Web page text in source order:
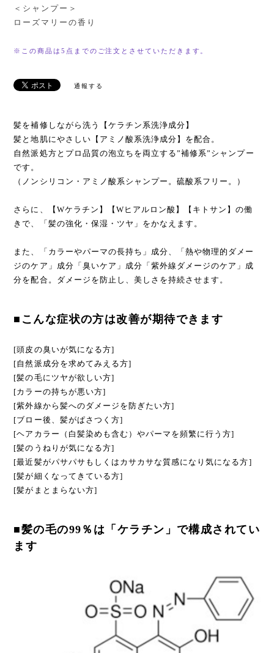
＜シャンプー＞
ローズマリーの香り
※この商品は5点までのご注文とさせていただきます。
通報する
髪を補修しながら洗う【ケラチン系洗浄成分】
髪と地肌にやさしい【アミノ酸系洗浄成分】を配合。
自然派処方とプロ品質の泡立ちを両立する”補修系”シャンプー
です。
（ノンシリコン・アミノ酸系シャンプー。硫酸系フリー。）
さらに、【Wケラチン】【Wヒアルロン酸】【キトサン】の働
きで、「髪の強化・保湿・ツヤ」をかなえます。
また、「カラーやパーマの長持ち」成分、「熱や物理的ダメー
ジのケア」成分「臭いケア」成分「紫外線ダメージのケア」成
分を配合。ダメージを防止し、美しさを持続させます。
■こんな症状の方は改善が期待できます
[頭皮の臭いが気になる方]
[自然派成分を求めてみえる方]
[髪の毛にツヤが欲しい方]
[カラーの持ちが悪い方]
[紫外線から髪へのダメージを防ぎたい方]
[ブロー後、髪がぱさつく方]
[ヘアカラー（白髪染めも含む）やパーマを頻繁に行う方]
[髪のうねりが気になる方]
[最近髪がパサパサもしくはカサカサな質感になり気になる方]
[髪が細くなってきている方]
[髪がまとまらない方]
■髪の毛の99％は「ケラチン」で構成されてい
ます